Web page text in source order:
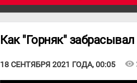
Как "Горняк"
18 СЕНТЯБРЯ 2021 ГОДА, 00:05 visibility